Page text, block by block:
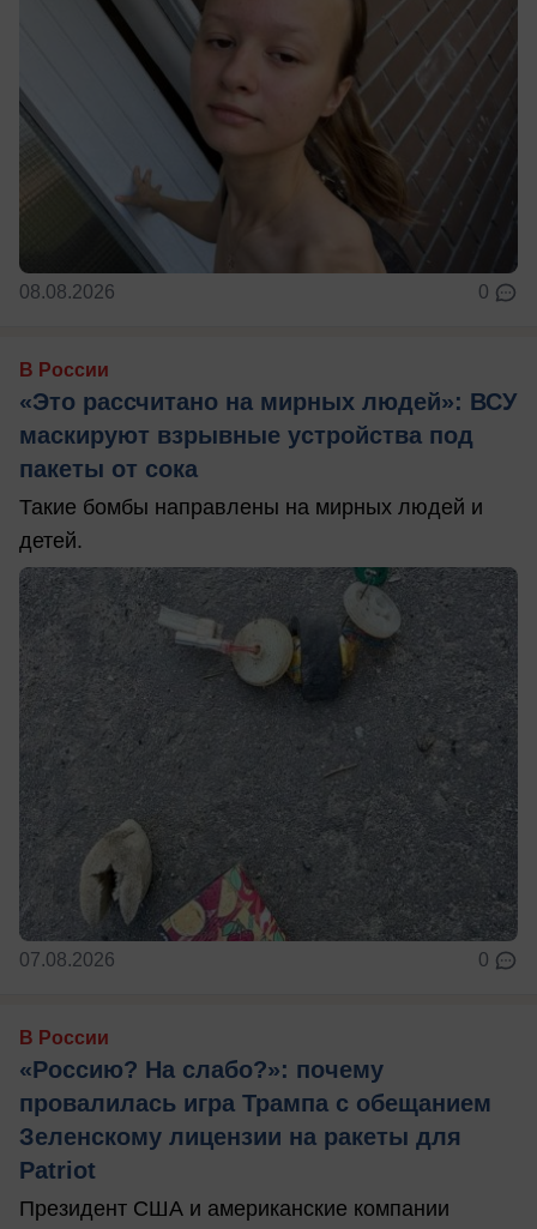
08.08.2026 0
В России
«Это рассчитано на мирных людей»: ВСУ
маскируют взрывные устройства под
пакеты от сока
Такие бомбы направлены на мирных людей и
детей.
07.08.2026 0
В России
«Россию? На слабо?»: почему
провалилась игра Трампа с обещанием
Зеленскому лицензии на ракеты для
Patriot
Президент США и американские компании